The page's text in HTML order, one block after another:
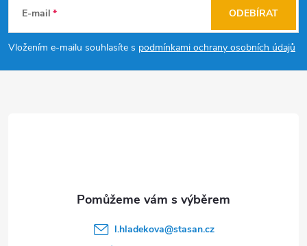
p
a
E-mail
Vložením e-mailu souhlasíte s podmínkami ochrany osobních údajů
ODEBÍRAT
l.hladekova@stasan.cz